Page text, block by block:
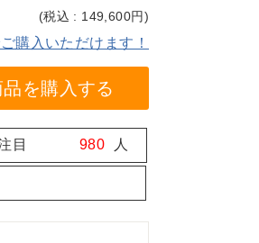
(税込 : 149,600円)
購入いただけます！
を購入する
目 980 人